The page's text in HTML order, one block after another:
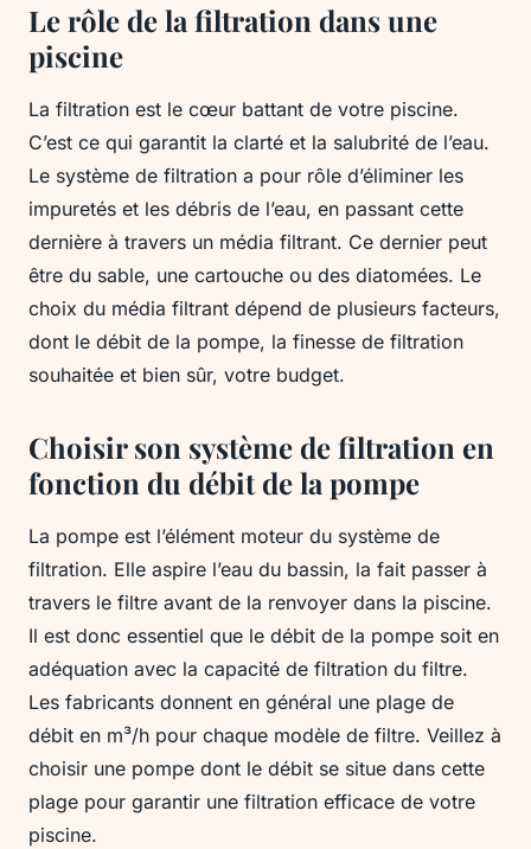
Le rôle de la filtration dans une
piscine
La filtration est le cœur battant de votre piscine.
C’est ce qui garantit la clarté et la salubrité de l’eau.
Le système de filtration a pour rôle d’éliminer les
impuretés et les débris de l’eau, en passant cette
dernière à travers un média filtrant. Ce dernier peut
être du sable, une cartouche ou des diatomées. Le
choix du média filtrant dépend de plusieurs facteurs,
dont le débit de la pompe, la finesse de filtration
souhaitée et bien sûr, votre budget.
Choisir son système de filtration en
fonction du débit de la pompe
La pompe est l’élément moteur du système de
filtration. Elle aspire l’eau du bassin, la fait passer à
travers le filtre avant de la renvoyer dans la piscine.
Il est donc essentiel que le débit de la pompe soit en
adéquation avec la capacité de filtration du filtre.
Les fabricants donnent en général une plage de
débit en m³/h pour chaque modèle de filtre. Veillez à
choisir une pompe dont le débit se situe dans cette
plage pour garantir une filtration efficace de votre
piscine.